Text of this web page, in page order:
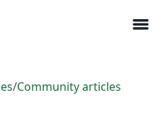
menu
/Community articles